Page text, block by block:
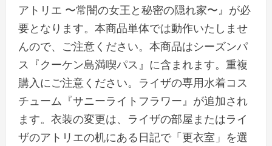
アトリエ 〜常闇の女王と秘密の隠れ家〜』が必
要となります。本商品単体では動作いたしませ
んので、ご注意ください。本商品はシーズンパ
ス『クーケン島満喫パス』に含まれます。重複
購入にご注意ください。ライザの専用水着コス
チューム『サニーライトフラワー』が追加され
ます。衣装の変更は、ライザの部屋またはライ
ザのアトリエの机にある日記で「更衣室」を選